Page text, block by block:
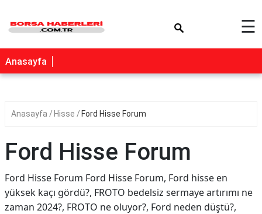
☰
Anasayfa
Anasayfa Hisse Ford Hisse Forum
Ford Hisse Forum
Ford Hisse Forum Ford Hisse Forum, Ford hisse en
yüksek kaçı gördü?, FROTO bedelsiz sermaye artırımı ne
zaman 2024?, FROTO ne oluyor?, Ford neden düştü?,